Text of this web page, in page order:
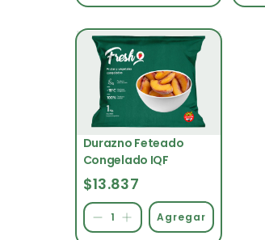
Durazno Feteado
Congelado IQF
$13.837
Agregar